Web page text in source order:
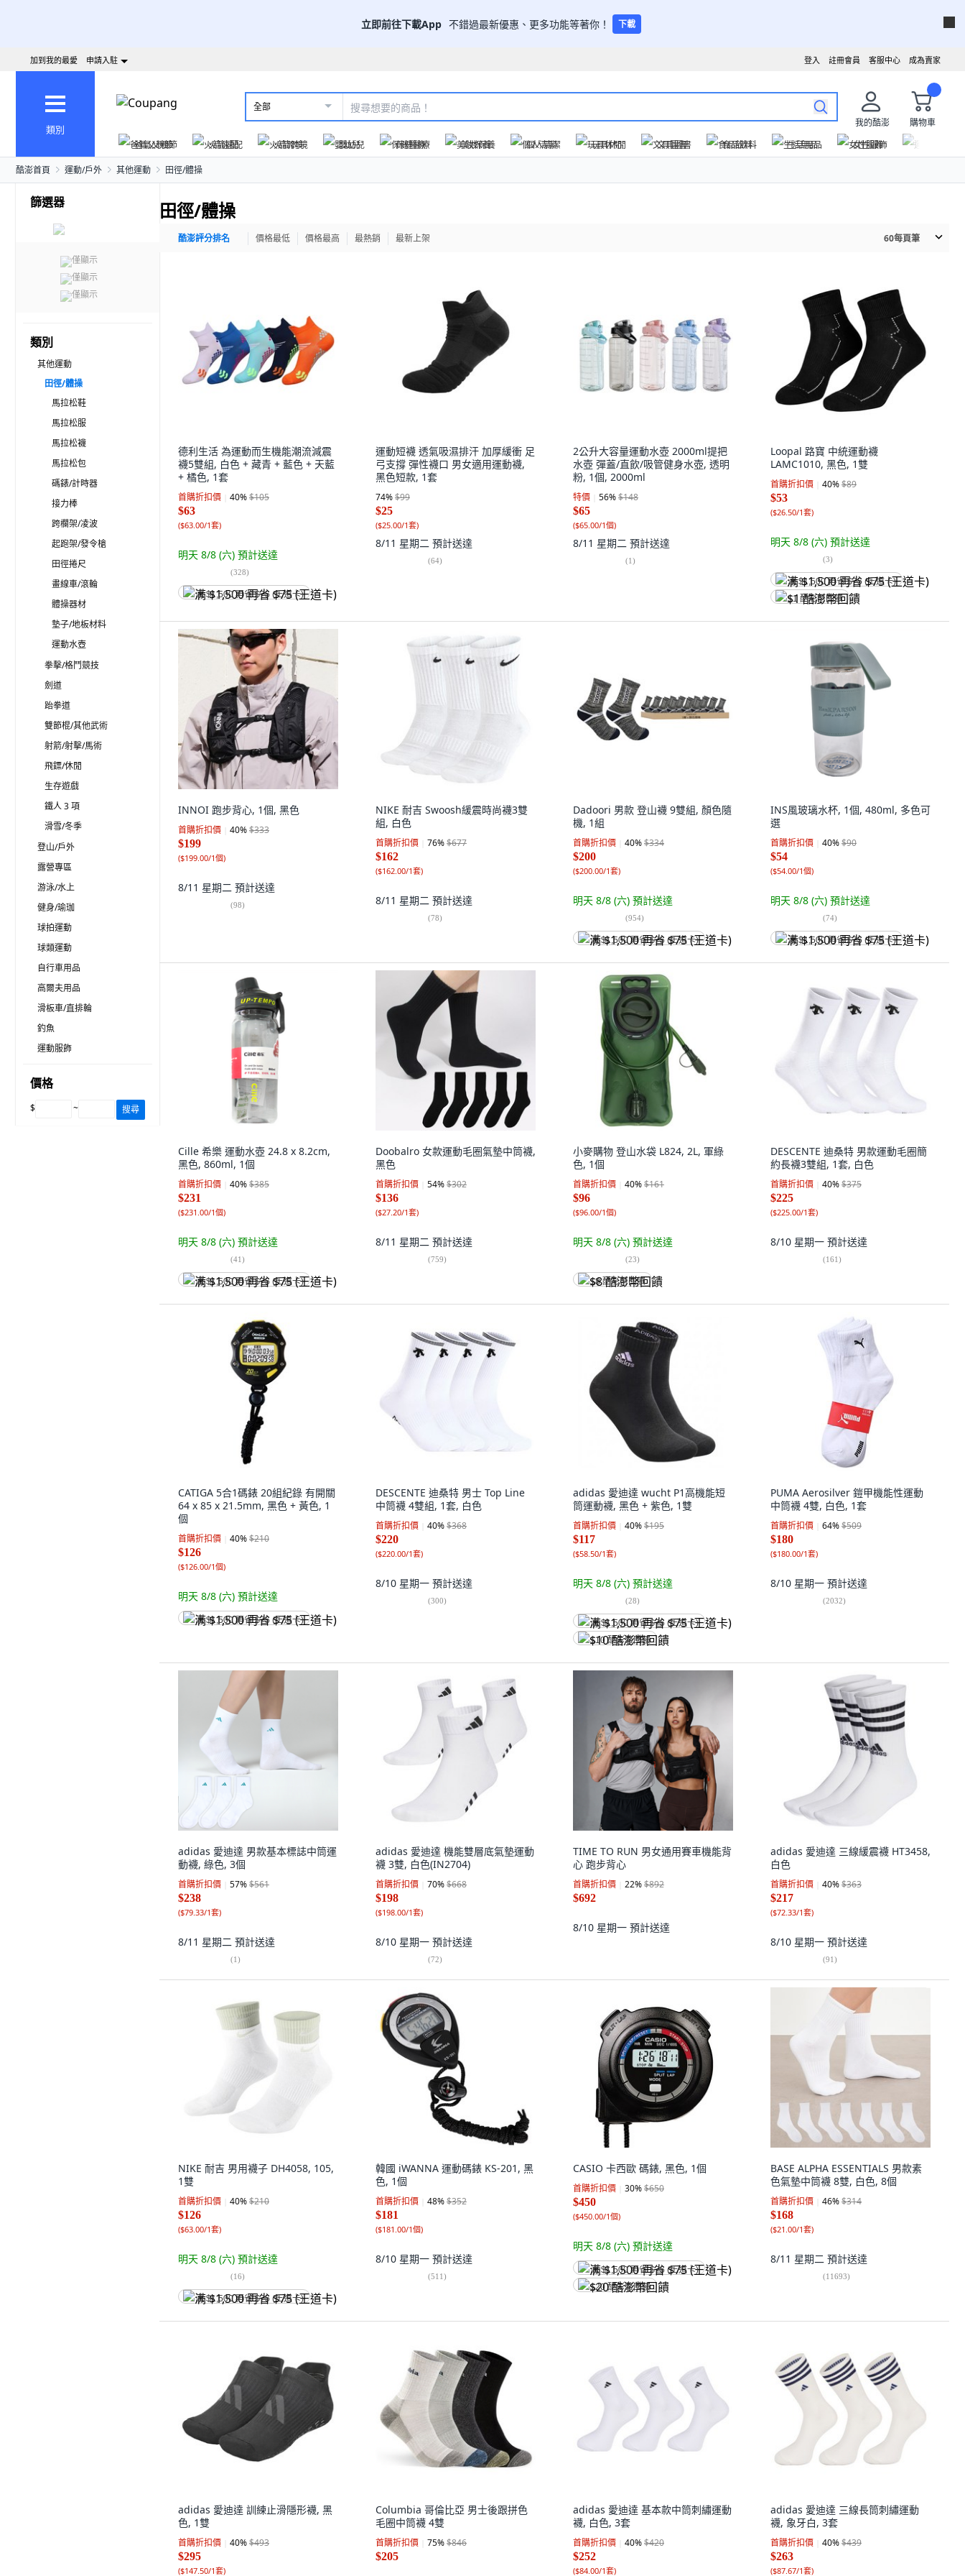
立即前往下載App 不錯過最新優惠、更多功能等著你！ 下載
成為賣家
客服中心
註冊會員
登入
加到我的最愛 申請入駐
類別
全部
我的酷澎
購物車
爸氣父親節
火箭速配 火箭跨境 嬰幼兒 保健醫療 美妝保養 個人清潔 玩具休閒 文具圖書 食品飲料 生活用品 女性服飾
酷澎首頁 運動/戶外 其他運動 田徑/體操
篩選器
僅顯示
僅顯示
僅顯示
類別
其他運動
田徑/體操
馬拉松鞋
馬拉松服
馬拉松襪
馬拉松包
碼錶/計時器
接力棒
跨欄架/凌波
起跑架/發令槍
田徑捲尺
畫線車/滾輪
體操器材
墊子/地板材料
運動水壺
拳擊/格鬥競技
劍道
跆拳道
雙節棍/其他武術
射箭/射擊/馬術
飛鏢/休閒
生存遊戲
鐵人 3 項
滑雪/冬季
登山/戶外
露營專區
游泳/水上
健身/瑜珈
球拍運動
球類運動
自行車用品
高爾夫用品
滑板車/直排輪
釣魚
運動服飾
價格
$ ~ 搜尋
田徑/體操
酷澎評分排名 價格最低 價格最高 最熱銷 最新上架 60每頁筆
德利生活 為運動而生機能潮流減震
襪5雙組, 白色 + 藏青 + 藍色 + 天藍
+ 橘色, 1套
首購折扣價 40%$105
$63
($63.00/1套)
明天 8/8 (六) 預計送達
(328)
满 $1,500 再省 $75 (王道卡)
運動短襪 透氣吸濕排汗 加厚緩衝 足
弓支撐 彈性襪口 男女適用運動襪,
黑色短款, 1套
74%$99
$25
($25.00/1套)
8/11 星期二 預計送達
(64)
2公升大容量運動水壺 2000ml提把
水壺 彈蓋/直飲/吸管健身水壺, 透明
粉, 1個, 2000ml
特價 56%$148
$65
($65.00/1個)
8/11 星期二 預計送達
(1)
Loopal 路寶 中統運動襪
LAMC1010, 黑色, 1雙
首購折扣價 40%$89
$53
($26.50/1套)
明天 8/8 (六) 預計送達
(3)
满 $1,500 再省 $75 (王道卡)
$1 酷澎幣回饋
INNOI 跑步背心, 1個, 黑色
首購折扣價 40%$333
$199
($199.00/1個)
8/11 星期二 預計送達
(98)
NIKE 耐吉 Swoosh緩震時尚襪3雙
組, 白色
首購折扣價 76%$677
$162
($162.00/1套)
8/11 星期二 預計送達
(78)
Dadoori 男款 登山襪 9雙組, 顏色隨
機, 1組
首購折扣價 40%$334
$200
($200.00/1套)
明天 8/8 (六) 預計送達
(954)
满 $1,500 再省 $75 (王道卡)
INS風玻璃水杯, 1個, 480ml, 多色可
選
首購折扣價 40%$90
$54
($54.00/1個)
明天 8/8 (六) 預計送達
(74)
满 $1,500 再省 $75 (王道卡)
Cille 希樂 運動水壺 24.8 x 8.2cm,
黑色, 860ml, 1個
首購折扣價 40%$385
$231
($231.00/1個)
明天 8/8 (六) 預計送達
(41)
满 $1,500 再省 $75 (王道卡)
Doobalro 女款運動毛圈氣墊中筒襪,
黑色
首購折扣價 54%$302
$136
($27.20/1套)
8/11 星期二 預計送達
(759)
小麥購物 登山水袋 L824, 2L, 軍綠
色, 1個
首購折扣價 40%$161
$96
($96.00/1個)
明天 8/8 (六) 預計送達
(23)
$8 酷澎幣回饋
DESCENTE 迪桑特 男款運動毛圈簡
約長襪3雙組, 1套, 白色
首購折扣價 40%$375
$225
($225.00/1套)
8/10 星期一 預計送達
(161)
CATIGA 5合1碼錶 20組紀錄 有開關
64 x 85 x 21.5mm, 黑色 + 黃色, 1
個
首購折扣價 40%$210
$126
($126.00/1個)
明天 8/8 (六) 預計送達
满 $1,500 再省 $75 (王道卡)
DESCENTE 迪桑特 男士 Top Line
中筒襪 4雙組, 1套, 白色
首購折扣價 40%$368
$220
($220.00/1套)
8/10 星期一 預計送達
(300)
adidas 愛迪達 wucht P1高機能短
筒運動襪, 黑色 + 紫色, 1雙
首購折扣價 40%$195
$117
($58.50/1套)
明天 8/8 (六) 預計送達
(28)
满 $1,500 再省 $75 (王道卡)
$10 酷澎幣回饋
PUMA Aerosilver 鎧甲機能性運動
中筒襪 4雙, 白色, 1套
首購折扣價 64%$509
$180
($180.00/1套)
8/10 星期一 預計送達
(2032)
adidas 愛迪達 男款基本標誌中筒運
動襪, 綠色, 3個
首購折扣價 57%$561
$238
($79.33/1套)
8/11 星期二 預計送達
(1)
adidas 愛迪達 機能雙層底氣墊運動
襪 3雙, 白色(IN2704)
首購折扣價 70%$668
$198
($198.00/1套)
8/10 星期一 預計送達
(72)
TIME TO RUN 男女通用賽車機能背
心 跑步背心
首購折扣價 22%$892
$692
8/10 星期一 預計送達
adidas 愛迪達 三線緩震襪 HT3458,
白色
首購折扣價 40%$363
$217
($72.33/1套)
8/10 星期一 預計送達
(91)
NIKE 耐吉 男用襪子 DH4058, 105,
1雙
首購折扣價 40%$210
$126
($63.00/1套)
明天 8/8 (六) 預計送達
(16)
满 $1,500 再省 $75 (王道卡)
韓國 iWANNA 運動碼錶 KS-201, 黑
色, 1個
首購折扣價 48%$352
$181
($181.00/1個)
8/10 星期一 預計送達
(511)
CASIO 卡西歐 碼錶, 黑色, 1個
首購折扣價 30%$650
$450
($450.00/1個)
明天 8/8 (六) 預計送達
满 $1,500 再省 $75 (王道卡)
$20 酷澎幣回饋
BASE ALPHA ESSENTIALS 男款素
色氣墊中筒襪 8雙, 白色, 8個
首購折扣價 46%$314
$168
($21.00/1套)
8/11 星期二 預計送達
(11693)
adidas 愛迪達 訓練止滑隱形襪, 黑
色, 1雙
首購折扣價 40%$493
$295
($147.50/1套)
Columbia 哥倫比亞 男士後跟拼色
毛圈中筒襪 4雙
首購折扣價 75%$846
$205
adidas 愛迪達 基本款中筒刺繡運動
襪, 白色, 3套
首購折扣價 40%$420
$252
($84.00/1套)
adidas 愛迪達 三線長筒刺繡運動
襪, 象牙白, 3套
首購折扣價 40%$439
$263
($87.67/1套)